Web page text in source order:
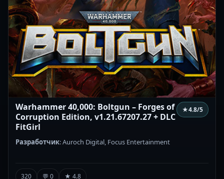
Warhammer 40,000: Boltgun – Forges of
Corruption Edition, v1.21.67207.27 + DLC
FitGirl
★4.8/5
Разработчик: Auroch Digital, Focus Entertainment
320 💬 0 ★ 4.8